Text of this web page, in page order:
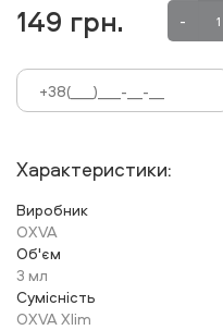
149 грн. -
Характеристики:
Виробник
OXVA
Об'єм
3 мл
Сумісність
OXVA Xlim